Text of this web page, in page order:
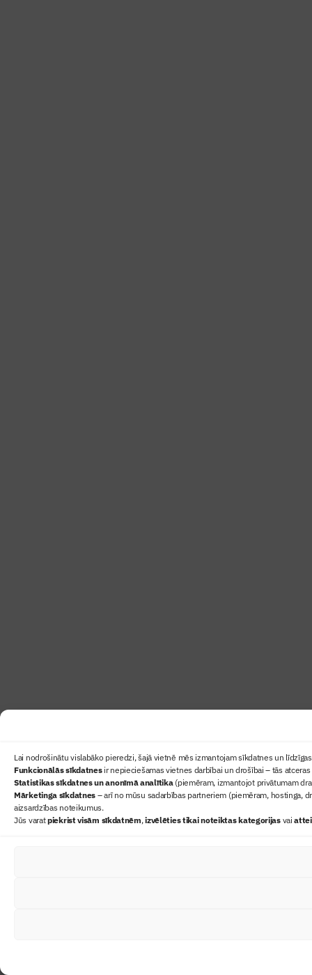
Lai nodrošinātu vislabāko pieredzi, šajā vietnē mēs izmantojam sīkdatnes un
Funkcionālās sīkdatnesir nepieciešamas vietnes darbībai un drošībai – tās
Statistikas sīkdatnes un anonīmā analītika(piemēram, izmantojot privātumam
Mārketinga sīkdatnes – arī no mūsu sadarbības partneriem (piemēram, hostinga,
aizsardzības noteikumus.
Jūs varatpiekrist visām sīkdatnēm,izvēlēties tikai noteiktas kategorijasvai